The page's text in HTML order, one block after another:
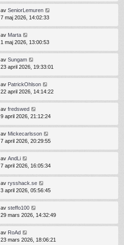
av SeniorLemuren
7 maj 2026, 14:02:33
av Marta
1 maj 2026, 13:00:53
av Sungam
23 april 2026, 19:33:01
av PatrickOhlson
22 april 2026, 14:14:22
av fredswed
9 april 2026, 21:12:24
av Mickecarlsson
7 april 2026, 20:29:55
av AndLi
7 april 2026, 16:05:34
av rysshack.se
3 april 2026, 05:56:45
av steffo100
29 mars 2026, 14:32:49
av RoAd
23 mars 2026, 18:06:21